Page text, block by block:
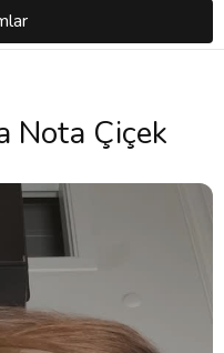
Nota Çiçek